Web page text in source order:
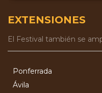
EXTENSIONES
El Festival también se
Ponferrada
Ávila